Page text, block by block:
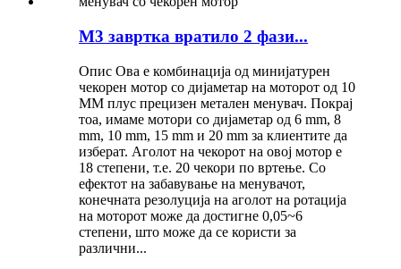
M3 завртка вратило 2 фази...
Опис Ова е комбинација од минијатурен
чекорен мотор со дијаметар на моторот од 10
MM плус прецизен метален менувач. Покрај
тоа, имаме мотори со дијаметар од 6 mm, 8
mm, 10 mm, 15 mm и 20 mm за клиентите да
изберат. Аголот на чекорот на овој мотор е
18 степени, т.е. 20 чекори по вртење. Со
ефектот на забавување на менувачот,
конечната резолуција на аголот на ротација
на моторот може да достигне 0,05~6
степени, што може да се користи за
различни...